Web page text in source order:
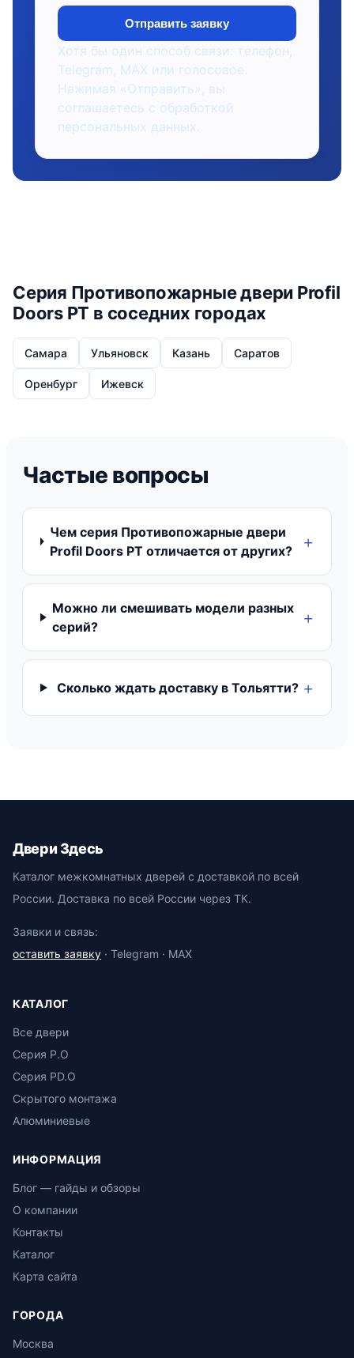
Отправить заявку
Хотя бы один способ связи: телефон,
Telegram, MAX или голосовое.
Нажимая «Отправить», вы
соглашаетесь с обработкой
персональных данных.
Серия Противопожарные двери Profil
Doors PT в соседних городах
Самара Ульяновск Казань Саратов
Оренбург Ижевск
Частые вопросы
Чем серия Противопожарные двери
Profil Doors PT отличается от других?
Можно ли смешивать модели разных
серий?
Сколько ждать доставку в Тольятти?
Двери Здесь
Каталог межкомнатных дверей с доставкой по всей
России. Доставка по всей России через ТК.
Заявки и связь:
оставить заявку · Telegram · MAX
КАТАЛОГ
Все двери
Серия P.O
Серия PD.O
Скрытого монтажа
Алюминиевые
ИНФОРМАЦИЯ
Блог — гайды и обзоры
О компании
Контакты
Каталог
Карта сайта
ГОРОДА
Москва